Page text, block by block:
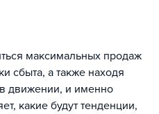
максимальных продаж
сбыта, а также находя
движении, и именно
какие будут тенденции,